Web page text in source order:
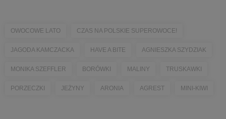
OWOCOWE LATO CZAS NA POLSKIE SUPEROWOCE!
JAGODA KAMCZACKA HAVE A BITE AGNIESZKA SZYDZIAK
MONIKA SZEFFLER BORÓWKI MALINY TRUSKAWKI
PORZECZKI JEŻYNY ARONIA AGREST MINI-KIWI